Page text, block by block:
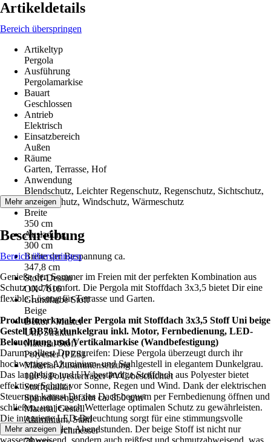
Artikeldetails
Bereich überspringen
Artikeltyp
Pergola
Ausführung
Pergolamarkise
Bauart
Geschlossen
Antrieb
Elektrisch
Einsatzbereich
Außen
Räume
Garten, Terrasse, Hof
Anwendung
Blendschutz, Leichter Regenschutz, Regenschutz, Sichtschutz,
Sonnenschutz, Windschutz, Wärmeschutz
Breite
350 cm
Ausladung
300 cm
Breite der Bespannung ca.
347,8 cm
Stoff-Dessin
OX-7016
Grundfarbe Stoff
Beige
Dekor / Muster
Uni, Struktur
Material Stoff
Polyester (PES)
Material-Zusammensetzung
100% Polyesterträger PVC-beschichtet
Stoffqualität
Spinndüsengefärbt ca. 850 g/m²
Material Gestell
Aluminium, Stahl
Wellendurchmesser
Mehr anzeigen
Beschreibung
Bereich überspringen
Genieße den Sommer im Freien mit der perfekten Kombination aus
Schutz und Komfort. Die Pergola mit Stoffdach 3x3,5 bietet Dir eine
flexible Lösung für Terrasse und Garten.
Produktmerkmale der Pergola mit Stoffdach 3x3,5 Stoff Uni beige
Gestell DB703 dunkelgrau inkl. Motor, Fernbedienung, LED-
Beleuchtung und Vertikalmarkise (Wandbefestigung)
Darum solltest Du zugreifen: Diese Pergola überzeugt durch ihr
hochwertiges Aluminium- und Stahlgestell in elegantem Dunkelgrau.
Das langlebige und UV-beständige Stoffdach aus Polyester bietet
effektiven Schutz vor Sonne, Regen und Wind. Dank der elektrischen
Steuerung kannst Du das Dach bequem per Fernbedienung öffnen und
schließen, um je nach Wetterlage optimalen Schutz zu gewährleisten.
Die integrierte LED-Beleuchtung sorgt für eine stimmungsvolle
Atmosphäre in den Abendstunden. Der beige Stoff ist nicht nur
wasserabweisend, sondern auch reißfest und schmutzabweisend, was
Mehr anzeigen